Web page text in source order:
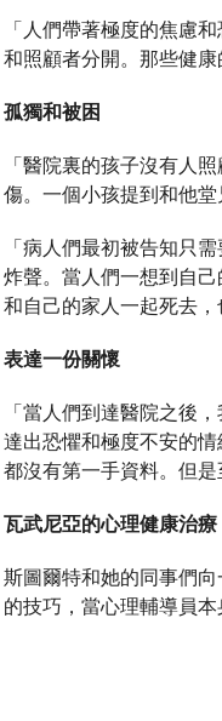
「人們帶著極度的焦慮
和照顧者分開。那些健
孤獨和被困
「醫院裏的孩子沒有人
傷。一個小孩提到和他
「病人們最初被告知只
炸聲。當人們一想到自
和自己的家人一起死去，
表達一份關懷
「當人們到達醫院之後
達出恐懼和極度不安的
都沒有第一手資料。但是
瓦武尼亞的心理健康治療
斯圖爾特和她的同事們
的技巧，當心理輔導員